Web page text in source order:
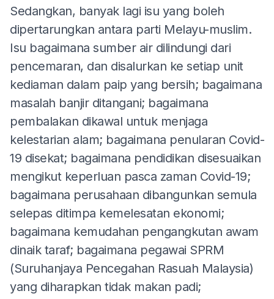
Sedangkan, banyak lagi isu yang boleh
dipertarungkan antara parti Melayu-muslim.
Isu bagaimana sumber air dilindungi dari
pencemaran, dan disalurkan ke setiap unit
kediaman dalam paip yang bersih; bagaimana
masalah banjir ditangani; bagaimana
pembalakan dikawal untuk menjaga
kelestarian alam; bagaimana penularan Covid-
19 disekat; bagaimana pendidikan disesuaikan
mengikut keperluan pasca zaman Covid-19;
bagaimana perusahaan dibangunkan semula
selepas ditimpa kemelesatan ekonomi;
bagaimana kemudahan pengangkutan awam
dinaik taraf; bagaimana pegawai SPRM
(Suruhanjaya Pencegahan Rasuah Malaysia)
yang diharapkan tidak makan padi;